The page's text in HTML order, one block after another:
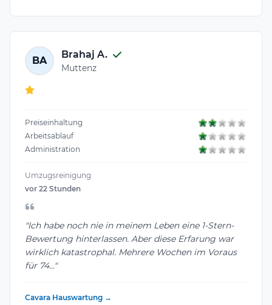
BA
Brahaj A.
Muttenz
Preiseinhaltung
Arbeitsablauf
Administration
Umzugsreinigung
vor 22 Stunden
"Ich habe noch nie in meinem Leben eine 1-Stern-
Bewertung hinterlassen. Aber diese Erfarung war
wirklich katastrophal. Mehrere Wochen im Voraus
für 74..."
Cavara Hauswartung →